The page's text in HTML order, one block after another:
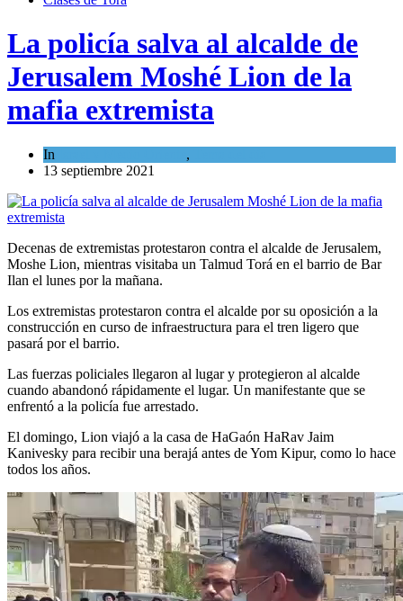
La policía salva al alcalde de
Jerusalem Moshé Lion de la
mafia extremista
In ,
13 septiembre 2021
Decenas de extremistas protestaron contra el alcalde de Jerusalem,
Moshe Lion, mientras visitaba un Talmud Torá en el barrio de Bar
Ilan el lunes por la mañana.
Los extremistas protestaron contra el alcalde por su oposición a la
construcción en curso de infraestructura para el tren ligero que
pasará por el barrio.
Las fuerzas policiales llegaron al lugar y protegieron al alcalde
cuando abandonó rápidamente el lugar. Un manifestante que se
enfrentó a la policía fue arrestado.
El domingo, Lion viajó a la casa de HaGaón HaRav Jaim
Kanivesky para recibir una berajá antes de Yom Kipur, como lo hace
todos los años.